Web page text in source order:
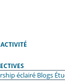
éclairé Blogs